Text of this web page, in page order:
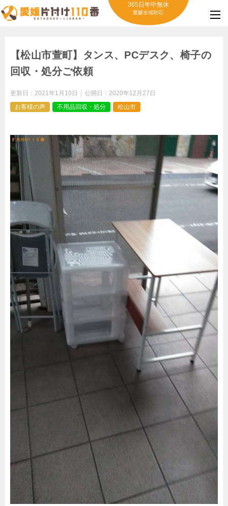
365日年中無休
愛媛全域対応
【松山市萱町】タンス、PCデスク、椅子の
回収・処分ご依頼
更新日： 2021年1月10日 公開日： 2020年12月27日
お客様の声
不用品回収・処分 松山市